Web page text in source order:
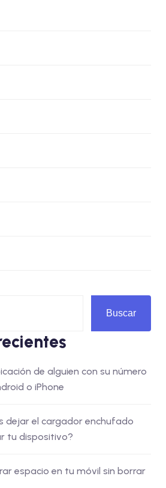
Buscar
de alguien con su número
o iPhone
dejar el cargador enchufado
tu dispositivo?
espacio en tu móvil sin borrar